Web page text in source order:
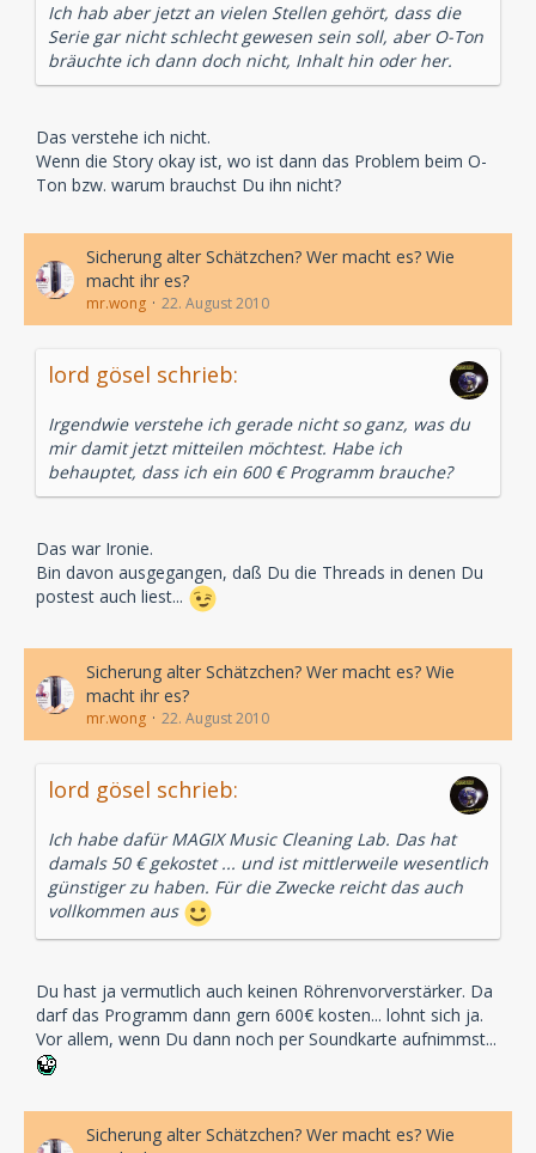
Ich hab aber jetzt an vielen Stellen gehört, dass die
Serie gar nicht schlecht gewesen sein soll, aber O-Ton
bräuchte ich dann doch nicht, Inhalt hin oder her.
Das verstehe ich nicht.
Wenn die Story okay ist, wo ist dann das Problem beim O-
Ton bzw. warum brauchst Du ihn nicht?
Sicherung alter Schätzchen? Wer macht es? Wie
macht ihr es?
mr.wong 22. August 2010
lord gösel schrieb:
Irgendwie verstehe ich gerade nicht so ganz, was du
mir damit jetzt mitteilen möchtest. Habe ich
behauptet, dass ich ein 600 € Programm brauche?
Das war Ironie.
Bin davon ausgegangen, daß Du die Threads in denen Du
postest auch liest...
Sicherung alter Schätzchen? Wer macht es? Wie
macht ihr es?
mr.wong 22. August 2010
lord gösel schrieb:
Ich habe dafür MAGIX Music Cleaning Lab. Das hat
damals 50 € gekostet ... und ist mittlerweile wesentlich
günstiger zu haben. Für die Zwecke reicht das auch
vollkommen aus
Du hast ja vermutlich auch keinen Röhrenvorverstärker. Da
darf das Programm dann gern 600€ kosten... lohnt sich ja.
Vor allem, wenn Du dann noch per Soundkarte aufnimmst...
Sicherung alter Schätzchen? Wer macht es? Wie